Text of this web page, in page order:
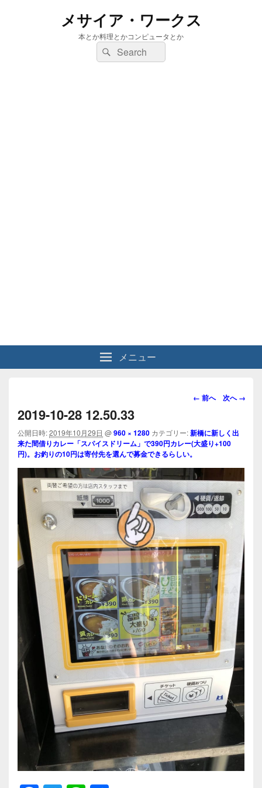
メサイア・ワークス
本とか料理とかコンピュータとか
検
索:
検
索
メニュー
画
ビ
ゲ
シ
ョ
ン
← 前へ 次へ →
2019-10-28 12.50.33
公開日時:2019年10月29日 @960 × 1280 カテゴリー:新橋に新しく出
来た間借りカレー「スパイスドリーム」で390円カレー(大盛り+100
円)。お釣りの10円は寄付先を選んで募金できるらしい。